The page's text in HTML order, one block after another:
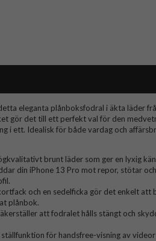
eleganta plånboksfodral i äkta läder
gör det till ett perfekt val för den
i ett. Idealisk för både vardag och
brunt läder som ger en lyxig
din iPhone 13 Pro mot repor, stötar
och en sedelficka gör det enkelt att
plånbok.
att fodralet hålls stängt och
för handsfree-visning av